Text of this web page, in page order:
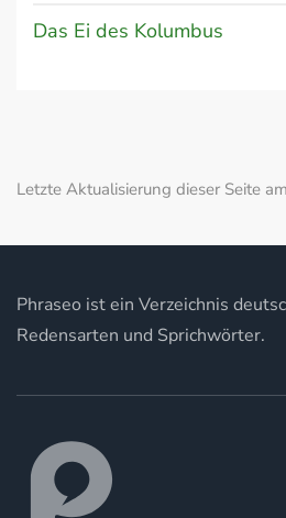
Das Ei des Kolumbus
Letzte Aktualisierung dieser Seite
Phraseo ist ein Verzeichnis
Redensarten und Sprichwörter.